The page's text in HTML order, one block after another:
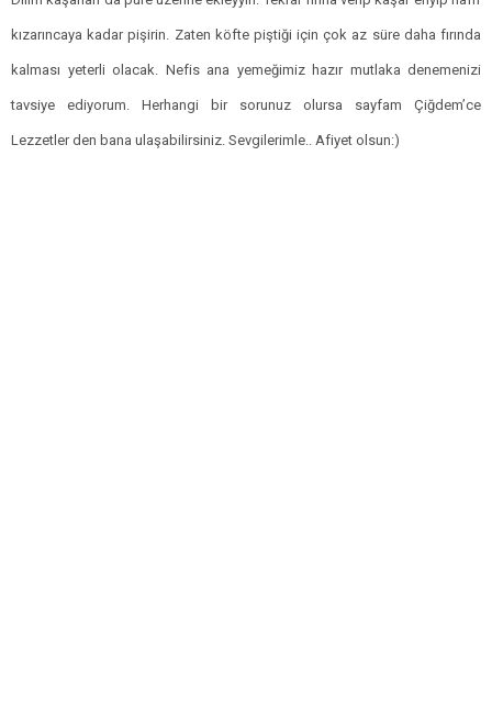
kızarıncaya kadar pişirin. Zaten köfte piştiği için çok az süre daha fırında
kalması yeterli olacak. Nefis ana yemeğimiz hazır mutlaka denemenizi
tavsiye ediyorum. Herhangi bir sorunuz olursa sayfam Çiğdem’ce
Lezzetler den bana ulaşabilirsiniz. Sevgilerimle.. Afiyet olsun:)